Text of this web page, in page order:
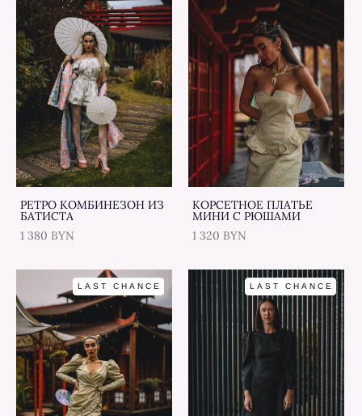
РЕТРО КОМБИНЕЗОН ИЗ
БАТИСТА
1 380 BYN
КОРСЕТНОЕ ПЛАТЬЕ
МИНИ С РЮШАМИ
1 320 BYN
LAST CHANCE LAST CHANCE